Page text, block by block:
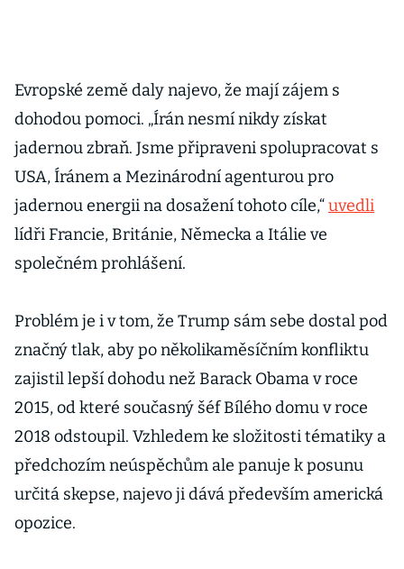
Evropské země daly najevo, že mají zájem s
dohodou pomoci. „Írán nesmí nikdy získat
jadernou zbraň. Jsme připraveni spolupracovat s
USA, Íránem a Mezinárodní agenturou pro
jadernou energii na dosažení tohoto cíle,“uvedli
lídři Francie, Británie, Německa a Itálie ve
společném prohlášení.
Problém je i v tom, že Trump sám sebe dostal pod
značný tlak, aby po několikaměsíčním konfliktu
zajistil lepší dohodu než Barack Obama v roce
2015, od které současný šéf Bílého domu v roce
2018 odstoupil. Vzhledem ke složitosti tématiky a
předchozím neúspěchům ale panuje k posunu
určitá skepse, najevo ji dává především americká
opozice.